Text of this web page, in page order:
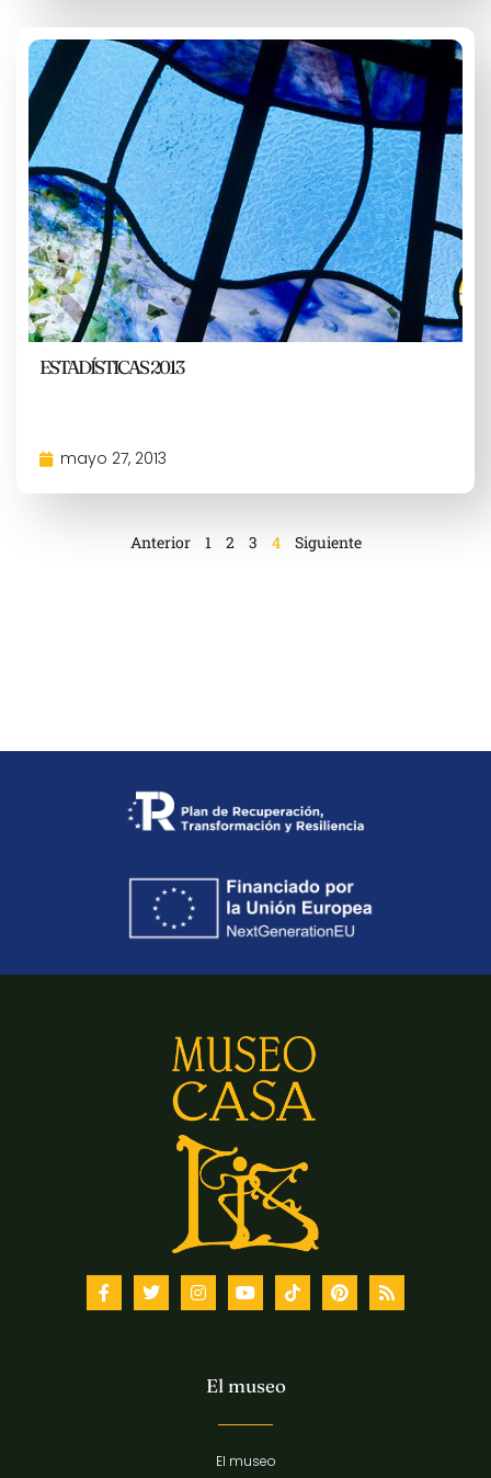
ESTADÍSTICAS 2013
mayo 27, 2013
Anterior 1 2 3 4 Siguiente
El museo
El museo